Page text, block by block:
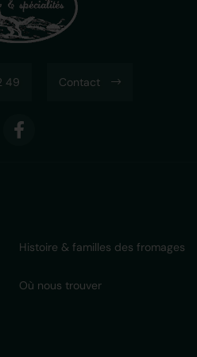
49 Contact
Histoire & familles des fromages
Où nous trouver